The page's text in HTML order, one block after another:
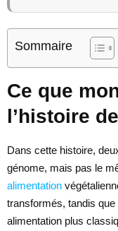
Sommaire
Ce que
l’histoire
Dans cette histoire,
génome, mais pas le
alimentation
transformés, tandis que
alimentation plus